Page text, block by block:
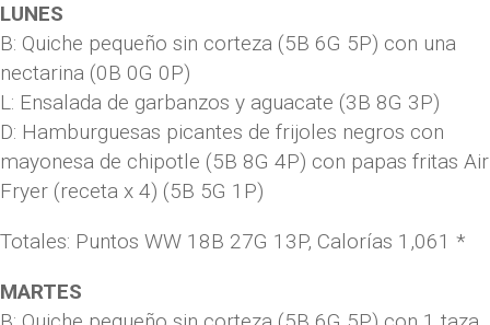
LUNES
B: Quiche pequeño sin corteza (5B 6G 5P) con una
nectarina (0B 0G 0P)
L: Ensalada de garbanzos y aguacate (3B 8G 3P)
D: Hamburguesas picantes de frijoles negros con
mayonesa de chipotle (5B 8G 4P) con papas fritas Air
Fryer (receta x 4) (5B 5G 1P)
Totales: Puntos WW 18B 27G 13P, Calorías 1,061 *
MARTES